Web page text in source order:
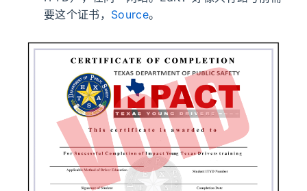
要这个证书， Source。